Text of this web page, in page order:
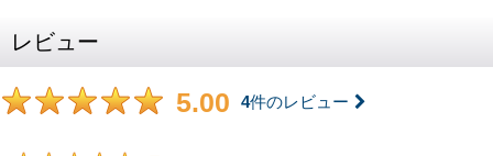
レビュー
5.00 4件のレビュー